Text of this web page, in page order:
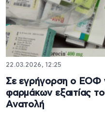
22.03.2026, 12:25
Σε εγρήγορση ο ΕΟΦ
φαρμάκων εξαιτίας
Ανατολή